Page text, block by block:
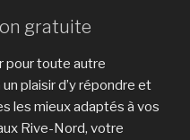
gratuite
pour toute autre
plaisir d’y répondre et
les mieux adaptés à vos
Rive-Nord, votre